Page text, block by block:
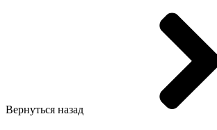
Вернуться назад